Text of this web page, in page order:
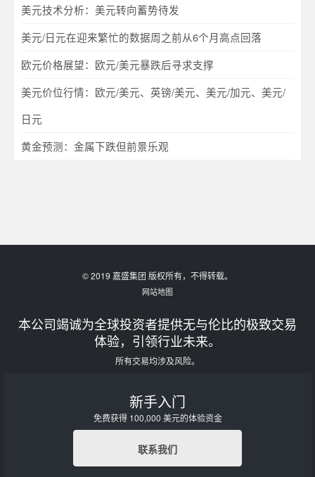
美元技术分析：美元转向蓄势待发
美元/日元在迎来繁忙的数据周之前从6个月高点回落
欧元价格展望：欧元/美元暴跌后寻求支撑
美元价位行情：欧元/美元、英镑/美元、美元/加元、美元/
日元
黄金预测：金属下跌但前景乐观
© 2019 嘉盛集团 版权所有，不得转载。
网站地图
本公司竭诚为全球投资者提供无与伦比的极致交易
体验，引领行业未来。
所有交易均涉及风险。
新手入门
免费获得 100,000 美元的体验资金
联系我们